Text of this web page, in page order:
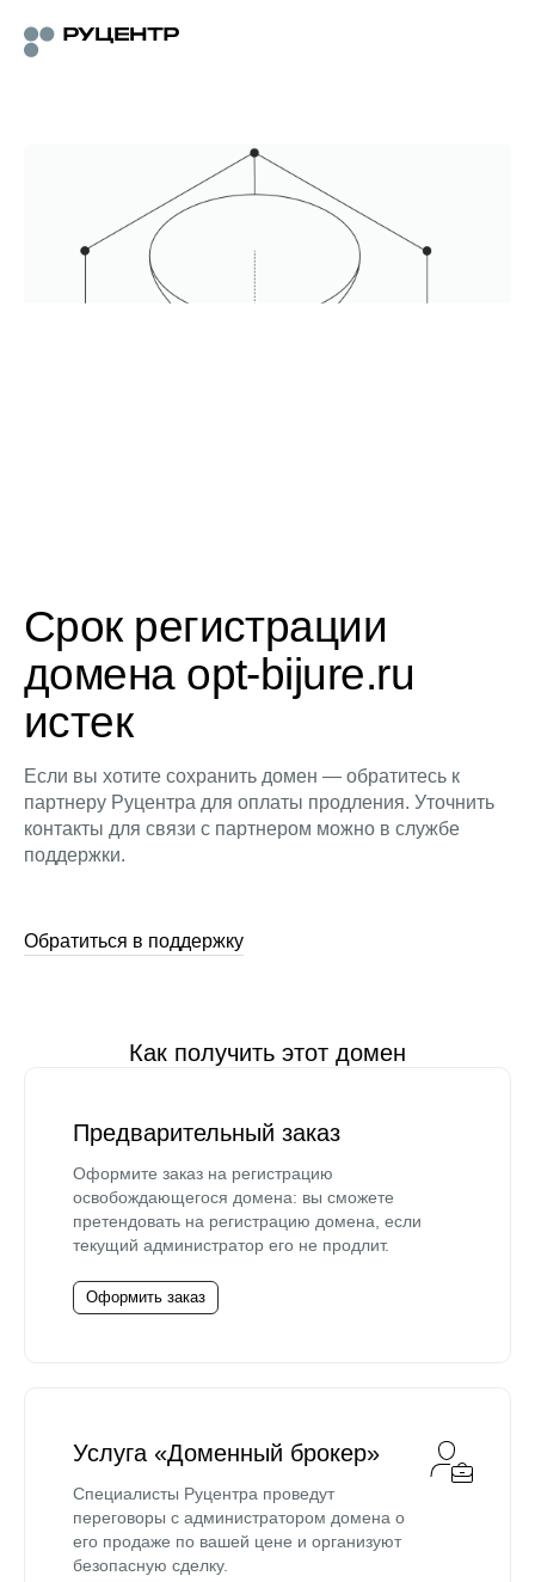
Срок регистрации
домена opt-bijure.ru
истек
Если вы хотите сохранить домен — обратитесь к
партнеру Руцентра для оплаты продления. Уточнить
контакты для связи с партнером можно в службе
поддержки.
Обратиться в поддержку
Как получить этот домен
Предварительный заказ
Оформите заказ на регистрацию
освобождающегося домена: вы сможете
претендовать на регистрацию домена, если
текущий администратор его не продлит.
Оформить заказ
Услуга «Доменный брокер»
Специалисты Руцентра проведут
переговоры с администратором домена о
его продаже по вашей цене и организуют
безопасную сделку.